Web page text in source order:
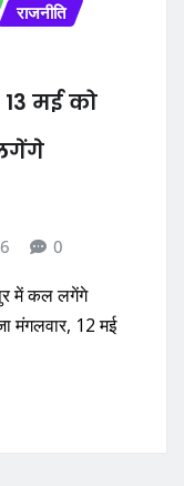
राजनीति
मई को
0
में कल लगेंगे
मंगलवार, 12 मई